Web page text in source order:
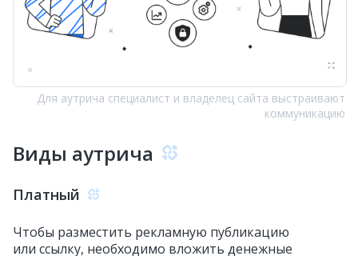
Для аутрича специалист и владелец сайта выстраивают
коммуникацию
Виды аутрича
Платный
Чтобы разместить рекламную публикацию
или ссылку, необходимо вложить денежные